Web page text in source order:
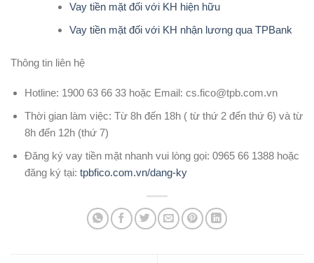
Vay tiền mặt đối với KH hiện hữu
Vay tiền mặt đối với KH nhận lương qua TPBank
Thông tin liên hệ
Hotline: 1900 63 66 33 hoặc Email: cs.fico@tpb.com.vn
Thời gian làm việc: Từ 8h đến 18h ( từ thứ 2 đến thứ 6) và từ
8h đến 12h (thứ 7)
Đăng ký vay tiền mặt nhanh vui lòng gọi: 0965 66 1388 hoặc
đăng ký tại: tpbfico.com.vn/dang-ky